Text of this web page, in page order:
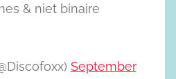
& niet binaire
September